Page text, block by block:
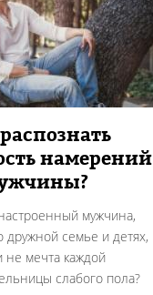
намерений
мужчина,
семье и детях,
не мечта каждой
слабого пола?